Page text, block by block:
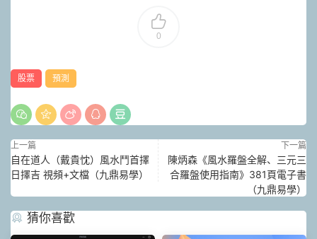
0
股票 預測
上一篇
自在道人（戴貴忱）風水鬥首擇
日擇吉 視頻+文檔（九鼎易學）
下一篇
陳炳森《風水羅盤全解、三元三
合羅盤使用指南》381頁電子書
（九鼎易學）
猜你喜歡